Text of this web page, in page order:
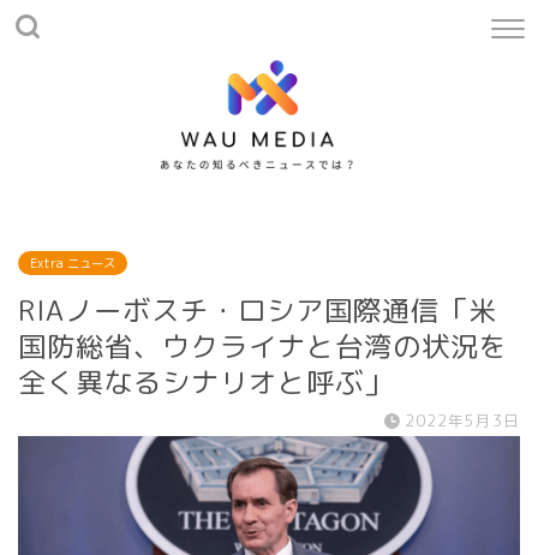
Extra ニュース
RIAノーボスチ・ロシア国際通信「米
国防総省、ウクライナと台湾の状況を
全く異なるシナリオと呼ぶ」
2022年5月3日